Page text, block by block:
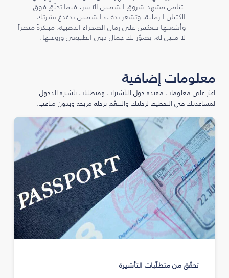
لتتأمل مشهد شروق الشمس الآسر، فيما تحلّق فوق
الكثبان الرملية، وتشعر بدفء الشمس يدغدغ بشرتك
وأشعتها تنعكس على رمال الصحراء الذهبية، مبتكرةً منظراً
لا مثيل له، يصوّر لك جمال دبي الطبيعي وروعتها.
معلومات إضافية
اعثر على معلومات مفيدة حول التأشيرات ومتطلبات تأشيرة الدخول
لمساعدتك في التخطيط لرحلتك والتنعّم برحلة مريحة وبدون متاعب.
تحقّق من متطلّبات التأشيرة